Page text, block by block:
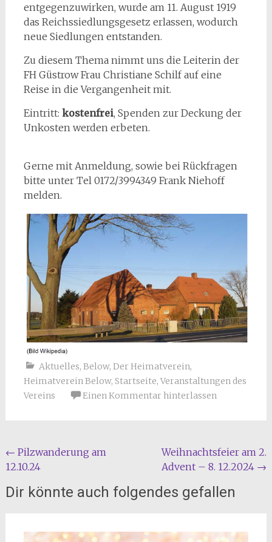
entgegenzuwirken, wurde am 11. August 1919
das Reichssiedlungsgesetz erlassen, wodurch
neue Siedlungen entstanden.
Zu diesem Thema nimmt uns die Leiterin der
FH Güstrow Frau Christiane Schilf auf eine
Reise in die Vergangenheit mit.
Eintritt: kostenfrei, Spenden zur Deckung der
Unkosten werden erbeten.
Gerne mit Anmeldung, sowie bei Rückfragen
bitte unter Tel 0172/3994349 Frank Niehoff
melden.
Aktuelles, Below, Der Heimatverein,
Heimatverein Below, Startseite, Veranstaltungen des
Vereins
Einen Kommentar hinterlassen
Beitragsnavigation
← Pilzwanderung am
12.10.24
Weihnachtsfeier am 2.
Advent – 8. 12.2024 →
Dir könnte auch folgendes gefallen